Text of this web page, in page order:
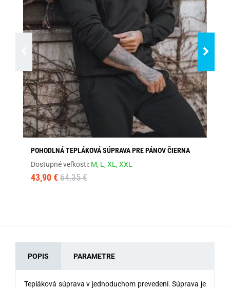
POHODLNÁ TEPLÁKOVÁ SÚPRAVA PRE PÁNOV ČIERNA
Dostupné veľkosti: M, L,XL,XXL
43,90 € 64,35 €
POPIS PARAMETRE
Tepláková súprava v jednoduchom prevedení. Súprava je